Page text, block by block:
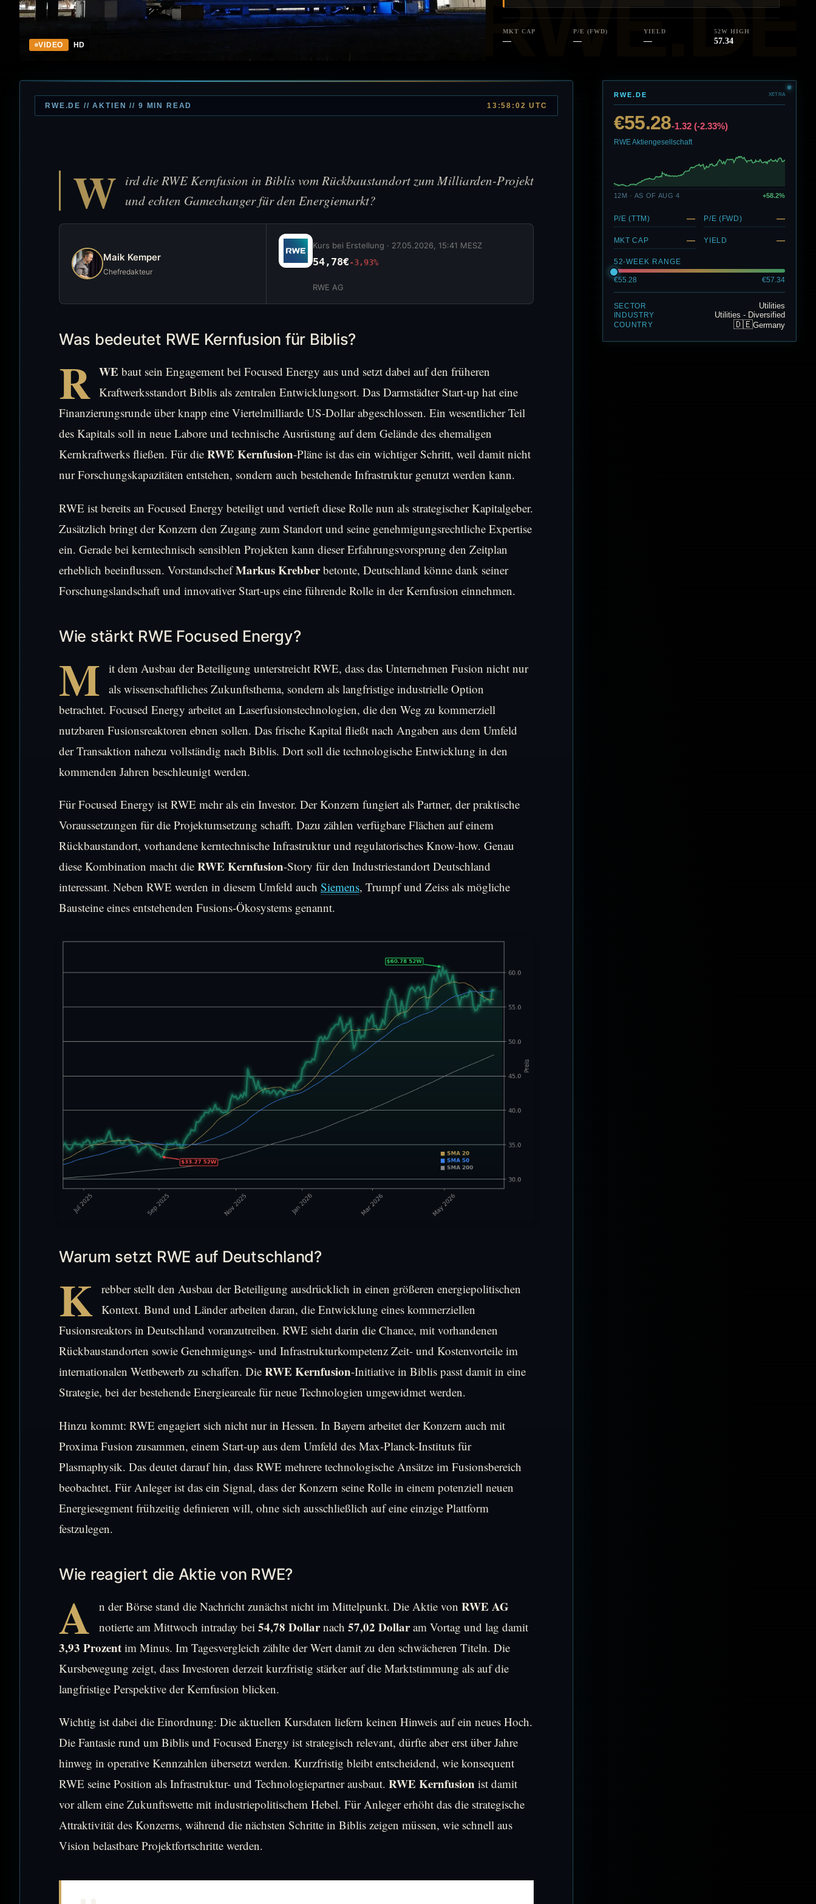
VIDEO HD
MKT CAP
—
P/E (FWD)
—
YIELD
—
52W HIGH
57.34
RWE.DE // AKTIEN // 9 MIN READ 13:58:02 UTC
W ird die RWE Kernfusion in Biblis vom Rückbaustandort zum Milliarden-Projekt
und echten Gamechanger für den Energiemarkt?
Maik Kemper
Chefredakteur
Kurs bei Erstellung · 27.05.2026, 15:41 MESZ
54,78€-3,93%
RWE AG
Was bedeutet RWE Kernfusion für Biblis?
R WE baut sein Engagement bei Focused Energy aus und setzt dabei auf den früheren
Kraftwerksstandort Biblis als zentralen Entwicklungsort. Das Darmstädter Start-up hat eine
Finanzierungsrunde über knapp eine Viertelmilliarde US-Dollar abgeschlossen. Ein wesentlicher Teil
des Kapitals soll in neue Labore und technische Ausrüstung auf dem Gelände des ehemaligen
Kernkraftwerks fließen. Für die RWE Kernfusion-Pläne ist das ein wichtiger Schritt, weil damit nicht
nur Forschungskapazitäten entstehen, sondern auch bestehende Infrastruktur genutzt werden kann.
RWE ist bereits an Focused Energy beteiligt und vertieft diese Rolle nun als strategischer Kapitalgeber.
Zusätzlich bringt der Konzern den Zugang zum Standort und seine genehmigungsrechtliche Expertise
ein. Gerade bei kerntechnisch sensiblen Projekten kann dieser Erfahrungsvorsprung den Zeitplan
erheblich beeinflussen. VorstandschefMarkus Krebberbetonte, Deutschland könne dank seiner
Forschungslandschaft und innovativer Start-ups eine führende Rolle in der Kernfusion einnehmen.
Wie stärkt RWE Focused Energy?
M it dem Ausbau der Beteiligung unterstreicht RWE, dass das Unternehmen Fusion nicht nur
als wissenschaftliches Zukunftsthema, sondern als langfristige industrielle Option
betrachtet. Focused Energy arbeitet an Laserfusionstechnologien, die den Weg zu kommerziell
nutzbaren Fusionsreaktoren ebnen sollen. Das frische Kapital fließt nach Angaben aus dem Umfeld
der Transaktion nahezu vollständig nach Biblis. Dort soll die technologische Entwicklung in den
kommenden Jahren beschleunigt werden.
Für Focused Energy ist RWE mehr als ein Investor. Der Konzern fungiert als Partner, der praktische
Voraussetzungen für die Projektumsetzung schafft. Dazu zählen verfügbare Flächen auf einem
Rückbaustandort, vorhandene kerntechnische Infrastruktur und regulatorisches Know-how. Genau
diese Kombination macht die RWE Kernfusion-Story für den Industriestandort Deutschland
interessant. Neben RWE werden in diesem Umfeld auch Siemens, Trumpf und Zeiss als mögliche
Bausteine eines entstehenden Fusions-Ökosystems genannt.
Warum setzt RWE auf Deutschland?
K rebber stellt den Ausbau der Beteiligung ausdrücklich in einen größeren energiepolitischen
Kontext. Bund und Länder arbeiten daran, die Entwicklung eines kommerziellen
Fusionsreaktors in Deutschland voranzutreiben. RWE sieht darin die Chance, mit vorhandenen
Rückbaustandorten sowie Genehmigungs- und Infrastrukturkompetenz Zeit- und Kostenvorteile im
internationalen Wettbewerb zu schaffen. Die RWE Kernfusion-Initiative in Biblis passt damit in eine
Strategie, bei der bestehende Energieareale für neue Technologien umgewidmet werden.
Hinzu kommt: RWE engagiert sich nicht nur in Hessen. In Bayern arbeitet der Konzern auch mit
Proxima Fusion zusammen, einem Start-up aus dem Umfeld des Max-Planck-Instituts für
Plasmaphysik. Das deutet darauf hin, dass RWE mehrere technologische Ansätze im Fusionsbereich
beobachtet. Für Anleger ist das ein Signal, dass der Konzern seine Rolle in einem potenziell neuen
Energiesegment frühzeitig definieren will, ohne sich ausschließlich auf eine einzige Plattform
festzulegen.
Wie reagiert die Aktie von RWE?
A n der Börse stand die Nachricht zunächst nicht im Mittelpunkt. Die Aktie von RWE AG
notierte am Mittwoch intraday bei 54,78 Dollarnach 57,02 Dollaram Vortag und lag damit
3,93 Prozent im Minus. Im Tagesvergleich zählte der Wert damit zu den schwächeren Titeln. Die
Kursbewegung zeigt, dass Investoren derzeit kurzfristig stärker auf die Marktstimmung als auf die
langfristige Perspektive der Kernfusion blicken.
Wichtig ist dabei die Einordnung: Die aktuellen Kursdaten liefern keinen Hinweis auf ein neues Hoch.
Die Fantasie rund um Biblis und Focused Energy ist strategisch relevant, dürfte aber erst über Jahre
hinweg in operative Kennzahlen übersetzt werden. Kurzfristig bleibt entscheidend, wie konsequent
RWE seine Position als Infrastruktur- und Technologiepartner ausbaut. RWE Kernfusion ist damit
vor allem eine Zukunftswette mit industriepolitischem Hebel. Für Anleger erhöht das die strategische
Attraktivität des Konzerns, während die nächsten Schritte in Biblis zeigen müssen, wie schnell aus
Vision belastbare Projektfortschritte werden.
RWE.DE XETRA
€55.28-1.32 (-2.33%)
RWE Aktiengesellschaft
12M · AS OF AUG 4 +58.2%
P/E (TTM) — P/E (FWD) —
MKT CAP — YIELD —
52-WEEK RANGE
€55.28 €57.34
SECTOR Utilities
INDUSTRY Utilities - Diversified
COUNTRY 🇩🇪Germany